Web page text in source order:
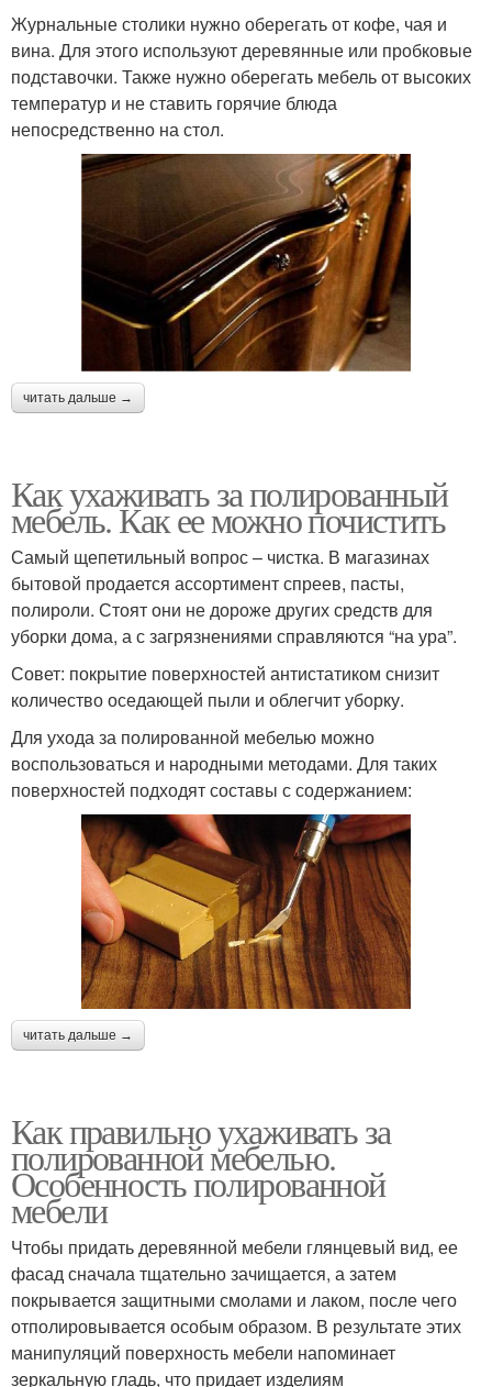
Журнальные столики нужно оберегать от кофе, чая и
вина. Для этого используют деревянные или пробковые
подставочки. Также нужно оберегать мебель от высоких
температур и не ставить горячие блюда
непосредственно на стол.
читать дальше →
Как ухаживать за полированный
мебель. Как ее можно почистить
Самый щепетильный вопрос – чистка. В магазинах
бытовой продается ассортимент спреев, пасты,
полироли. Стоят они не дороже других средств для
уборки дома, а с загрязнениями справляются “на ура”.
Совет: покрытие поверхностей антистатиком снизит
количество оседающей пыли и облегчит уборку.
Для ухода за полированной мебелью можно
воспользоваться и народными методами. Для таких
поверхностей подходят составы с содержанием:
читать дальше →
Как правильно ухаживать за
полированной мебелью.
Особенность полированной
мебели
Чтобы придать деревянной мебели глянцевый вид, ее
фасад сначала тщательно зачищается, а затем
покрывается защитными смолами и лаком, после чего
отполировывается особым образом. В результате этих
манипуляций поверхность мебели напоминает
зеркальную гладь, что придает изделиям